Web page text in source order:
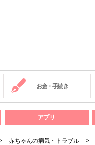
お金・手続き
アプリ
赤ちゃんの病気・トラブル